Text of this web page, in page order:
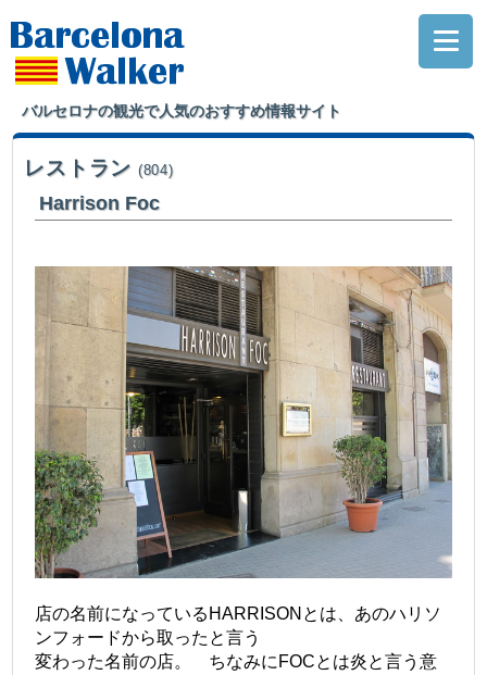
バルセロナの観光で人気のおすすめ情報サイト
レストラン (804)
Harrison Foc
店の名前になっているHARRISONとは、あのハリソ
ンフォードから取ったと言う
変わった名前の店。 ちなみにFOCとは炎と言う意